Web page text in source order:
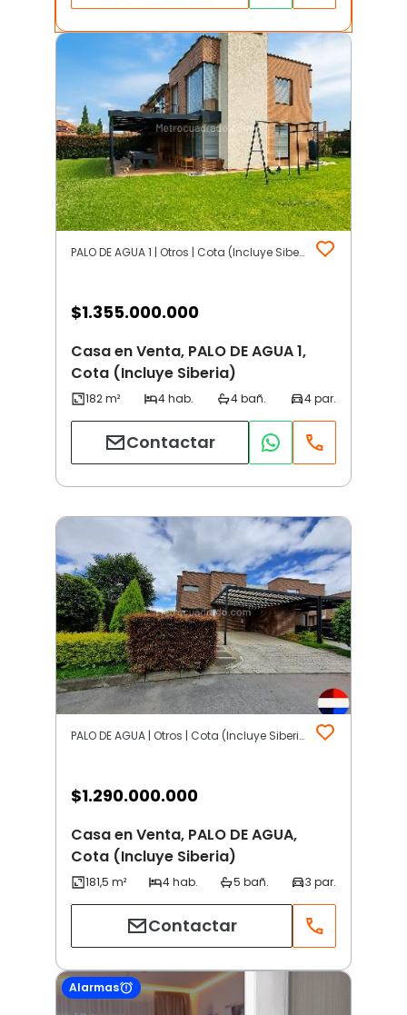
PALO DE AGUA 1 | Otros | Cota (Incluye Siberia)
$1.355.000.000
Casa en Venta, PALO DE AGUA 1,
Cota (Incluye Siberia)
Contactar
PALO DE AGUA | Otros | Cota (Incluye Siberia)
$1.290.000.000
Casa en Venta, PALO DE AGUA,
Cota (Incluye Siberia)
Contactar
Alarmas